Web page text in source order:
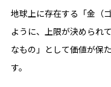
地球上に存在する「金（
ように、上限が決められ
なもの」として価値が保
す。